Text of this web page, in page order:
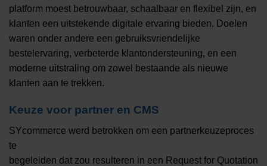
platform moest betrouwbaar, schaalbaar en flexibel zijn, en
klanten een uitstekende digitale ervaring bieden. Doelen
waren onder andere een gebruiksvriendelijke
bestelervaring, verbeterde klantondersteuning, en een
moderne uitstraling om zowel bestaande als nieuwe
klanten aan te trekken.
Keuze voor partner en CMS
SYcommerce werd betrokken om een partnerkeuzeproces
te
begeleiden dat zou resulteren in een Request for Quotation